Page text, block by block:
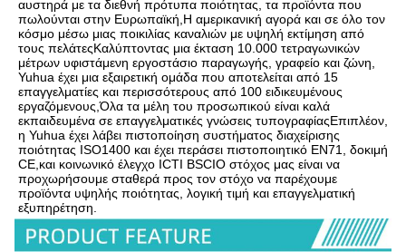
αυστηρά με τα διεθνή πρότυπα ποιότητας, τα προϊόντα που
πωλούνται στην Ευρωπαϊκή,Η αμερικανική αγορά και σε όλο τον
κόσμο μέσω μιας ποικιλίας καναλιών με υψηλή εκτίμηση από
τους πελάτεςΚαλύπτοντας μια έκταση 10.000 τετραγωνικών
μέτρων υφιστάμενη εργοστάσιο παραγωγής, γραφείο και ζώνη,
Yuhua έχει μια εξαιρετική ομάδα που αποτελείται από 15
επαγγελματίες και περισσότερους από 100 ειδικευμένους
εργαζόμενους,Όλα τα μέλη του προσωπικού είναι καλά
εκπαιδευμένα σε επαγγελματικές γνώσεις τυπογραφίαςΕπιπλέον,
η Yuhua έχει λάβει πιστοποίηση συστήματος διαχείρισης
ποιότητας ISO1400 και έχει περάσει πιστοποιητικό EN71, δοκιμή
CE,και κοινωνικό έλεγχο ICTI BSCIΟ στόχος μας είναι να
προχωρήσουμε σταθερά προς τον στόχο να παρέχουμε
προϊόντα υψηλής ποιότητας, λογική τιμή και επαγγελματική
εξυπηρέτηση.